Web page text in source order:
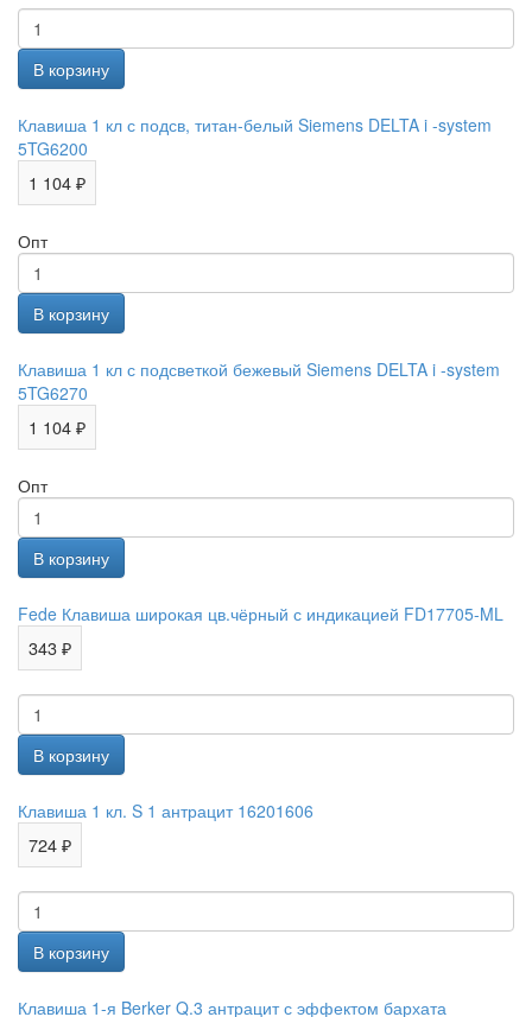
Клавиша 1 кл с подсв, титан-белый Siemens DELTA i -system
5TG6200
1 104 ₽
Опт
Клавиша 1 кл с подсветкой бежевый Siemens DELTA i -system
5TG6270
1 104 ₽
Опт
Fede Клавиша широкая цв.чёрный с индикацией FD17705-ML
343 ₽
Клавиша 1 кл. S 1 антрацит 16201606
724 ₽
Клавиша 1-я Berker Q.3 антрацит с эффектом бархата